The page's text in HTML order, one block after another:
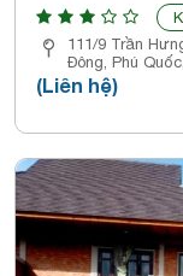
111/9 Trần
Đông, Phú
(Liên hệ)